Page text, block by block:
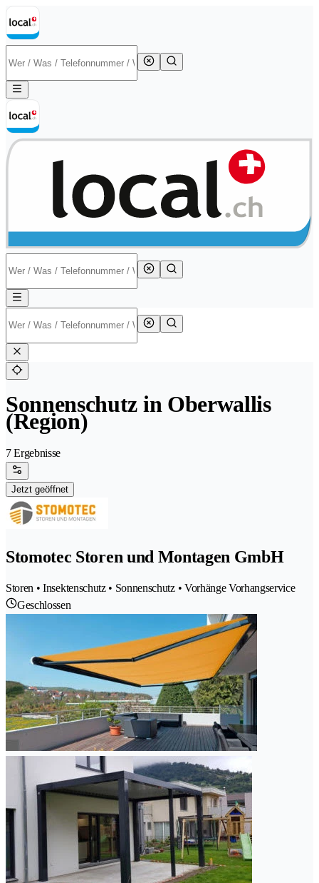
Sonnenschutz in Oberwallis
(Region)
7 Ergebnisse
Jetzt geöffnet
Stomotec Storen und Montagen GmbH
Storen • Insektenschutz • Sonnenschutz • Vorhänge Vorhangservice
Geschlossen